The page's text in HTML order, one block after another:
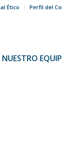
Ético Perfil del